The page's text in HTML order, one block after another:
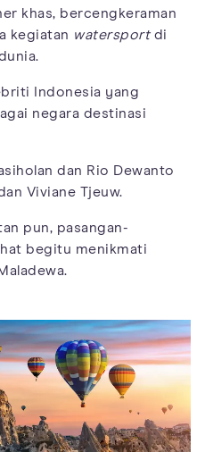
khas, bercengkeraman
kegiatan watersportdi
Indonesia yang
negara destinasi
dan Rio Dewanto
Viviane Tjeuw.
pun, pasangan-
begitu menikmati